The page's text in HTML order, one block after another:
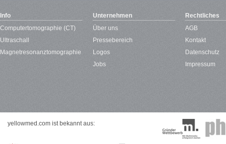
Info
Computertomographie (CT)
Ultraschall
Magnetresonanztomographie
Unternehmen
Über uns
Pressebereich
Logos
Jobs
Rechtliches
AGB
Kontakt
Datenschutz
Impressum
yellowmed.com ist bekannt aus: